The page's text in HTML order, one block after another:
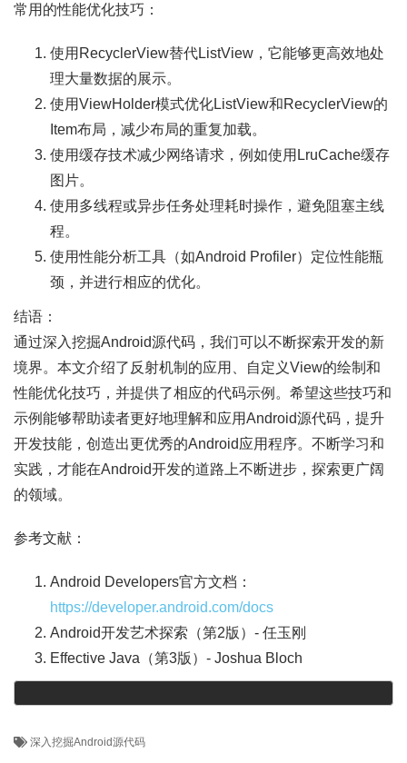
常用的性能优化技巧：
使用RecyclerView替代ListView，它能够更高效地处
理大量数据的展示。
使用ViewHolder模式优化ListView和RecyclerView的
Item布局，减少布局的重复加载。
使用缓存技术减少网络请求，例如使用LruCache缓存
图片。
使用多线程或异步任务处理耗时操作，避免阻塞主线
程。
使用性能分析工具（如Android Profiler）定位性能瓶
颈，并进行相应的优化。
结语：
通过深入挖掘Android源代码，我们可以不断探索开发的新
境界。本文介绍了反射机制的应用、自定义View的绘制和
性能优化技巧，并提供了相应的代码示例。希望这些技巧和
示例能够帮助读者更好地理解和应用Android源代码，提升
开发技能，创造出更优秀的Android应用程序。不断学习和
实践，才能在Android开发的道路上不断进步，探索更广阔
的领域。
参考文献：
Android Developers官方文档：
https://developer.android.com/docs
Android开发艺术探索（第2版）- 任玉刚
Effective Java（第3版）- Joshua Bloch
深入挖掘Android源代码